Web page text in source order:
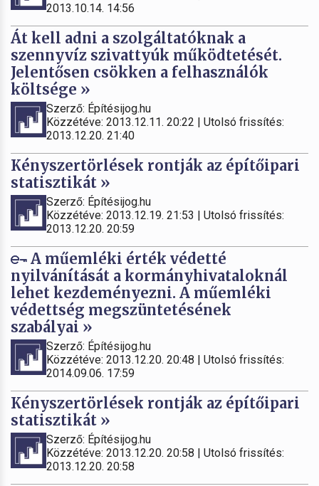
2013.10.14. 14:56
Át kell adni a szolgáltatóknak a
szennyvíz szivattyúk működtetését.
Jelentősen csökken a felhasználók
költsége »
Szerző: Építésijog.hu
Közzétéve: 2013.12.11. 20:22 | Utolsó frissítés:
2013.12.20. 21:40
Kényszertörlések rontják az építőipari
statisztikát »
Szerző: Építésijog.hu
Közzétéve: 2013.12.19. 21:53 | Utolsó frissítés:
2013.12.20. 20:59
A műemléki érték védetté
nyilvánítását a kormányhivataloknál
lehet kezdeményezni. A műemléki
védettség megszüntetésének
szabályai »
Szerző: Építésijog.hu
Közzétéve: 2013.12.20. 20:48 | Utolsó frissítés:
2014.09.06. 17:59
Kényszertörlések rontják az építőipari
statisztikát »
Szerző: Építésijog.hu
Közzétéve: 2013.12.20. 20:58 | Utolsó frissítés:
2013.12.20. 20:58